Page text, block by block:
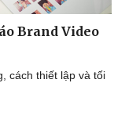
Brand Video
cách thiết lập và tối